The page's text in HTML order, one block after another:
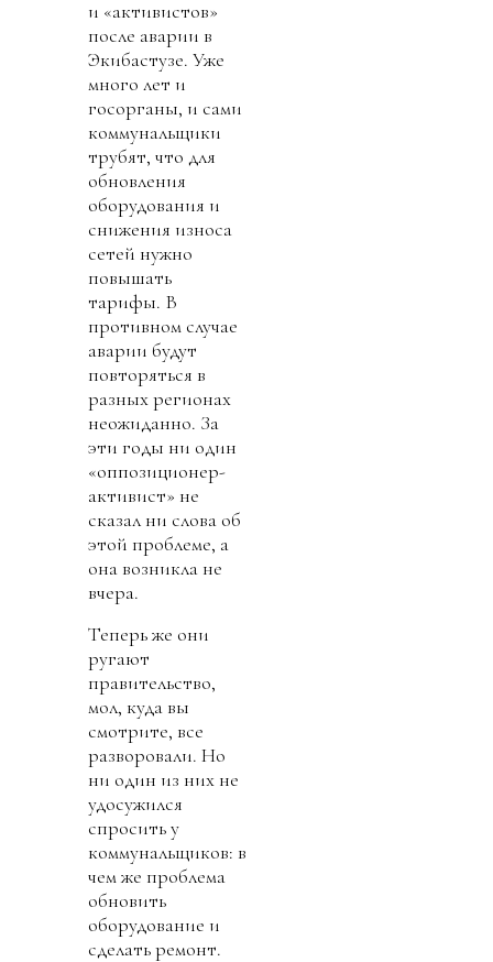
и «активистов»
после аварии в
Экибастузе. Уже
много лет и
госорганы, и сами
коммунальщики
трубят, что для
обновления
оборудования и
снижения износа
сетей нужно
повышать
тарифы. В
противном случае
аварии будут
повторяться в
разных регионах
неожиданно. За
эти годы ни один
«оппозиционер-
активист» не
сказал ни слова об
этой проблеме, а
она возникла не
вчера.
Теперь же они
ругают
правительство,
мол, куда вы
смотрите, все
разворовали. Но
ни один из них не
удосужился
спросить у
коммунальщиков: в
чем же проблема
обновить
оборудование и
сделать ремонт.